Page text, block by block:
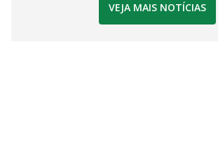
VEJA MAIS NOTÍCIAS